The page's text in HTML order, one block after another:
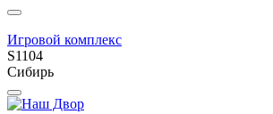
Игровой комплекс
S1104
Сибирь